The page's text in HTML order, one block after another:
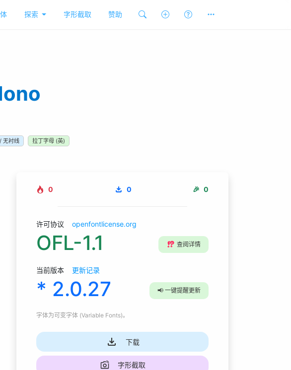
探索 字形截取 赞助
无衬线 拉丁字母 (英)
0 0 🎉 0
许可协议 openfontlicense.org
OFL-1.1 ⁉️ 查阅详情
当前版本 更新记录
* 2.0.27 📢 一键提醒更新
字体为可变字体 (Variable Fonts)。
下载
字形截取